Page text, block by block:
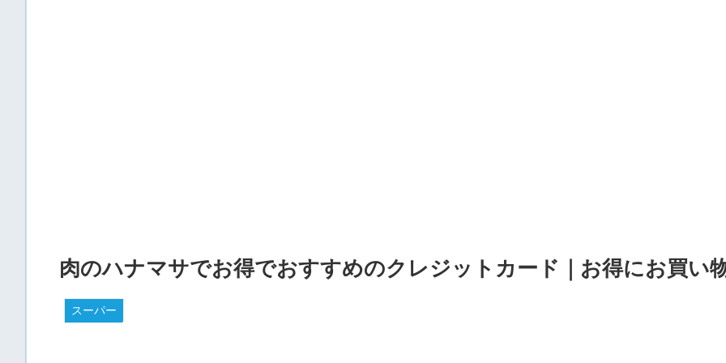
肉のハナマサでお得でおすすめのクレジットカード｜お得にお買い
スーパー